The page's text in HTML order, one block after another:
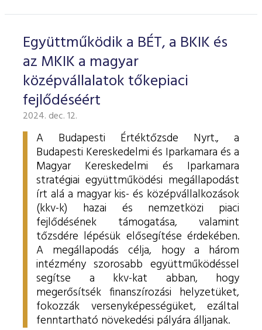
Együttműködik a BÉT, a BKIK és
az MKIK a magyar
középvállalatok tőkepiaci
fejlődéséért
2024. dec. 12.
A Budapesti Értéktőzsde Nyrt., a
Budapesti Kereskedelmi és Iparkamara és a
Magyar Kereskedelmi és Iparkamara
stratégiai együttműködési megállapodást
írt alá a magyar kis- és középvállalkozások
(kkv-k) hazai és nemzetközi piaci
fejlődésének támogatása, valamint
tőzsdére lépésük elősegítése érdekében.
A megállapodás célja, hogy a három
intézmény szorosabb együttműködéssel
segítse a kkv-kat abban, hogy
megerősítsék finanszírozási helyzetüket,
fokozzák versenyképességüket, ezáltal
fenntartható növekedési pályára álljanak.